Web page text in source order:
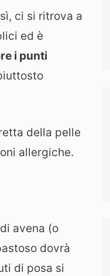
ci si ritrova a
ed è
i punti
della pelle
allergiche.
avena (o
dovrà
di posa si